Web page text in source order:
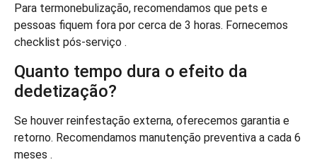
Para termonebulização, recomendamos que pets e
pessoas fiquem fora por cerca de 3 horas. Fornecemos
checklist pós-serviço .
Quanto tempo dura o efeito da
dedetização?
Se houver reinfestação externa, oferecemos garantia e
retorno. Recomendamos manutenção preventiva a cada 6
meses .